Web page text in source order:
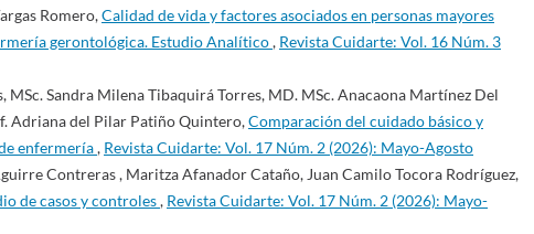
Romero,Calidad de vida y factores asociados en personas mayores
gerontológica. Estudio Analítico, Revista Cuidarte: Vol. 16 Núm. 3
MSc. Sandra Milena Tibaquirá Torres, MD. MSc. Anacaona Martínez Del
Adriana del Pilar Patiño Quintero,Comparación del cuidado básico y
enfermería, Revista Cuidarte: Vol. 17 Núm. 2 (2026): Mayo-Agosto
Contreras , Maritza Afanador Cataño, Juan Camilo Tocora Rodríguez,
de casos y controles, Revista Cuidarte: Vol. 17 Núm. 2 (2026): Mayo-